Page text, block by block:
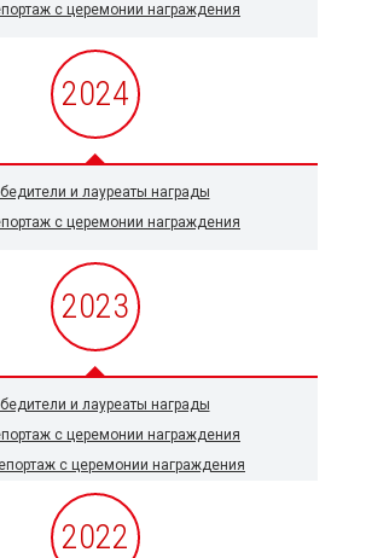
с церемонии награждения
2024
и лауреаты награды
с церемонии награждения
2023
и лауреаты награды
с церемонии награждения
с церемонии награждения
2022